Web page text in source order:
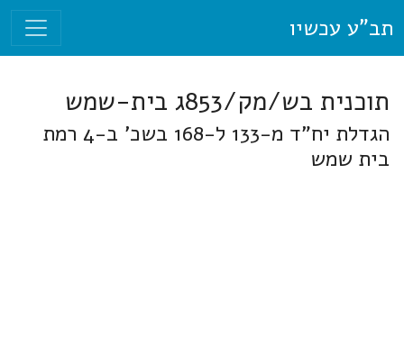
תב"ע עכשיו
תוכנית בש/מק/853ג בית-שמש
הגדלת יח"ד מ-133 ל-168 בשכ' ב-4 רמת
בית שמש